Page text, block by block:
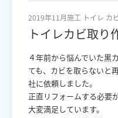
2019年11月施工 トイレ カ
トイレカビ取り
４年前から悩んでいた黒
ても、カビを取らないと
社に依頼しました。
正直リフォームする必要
大変満足しています。